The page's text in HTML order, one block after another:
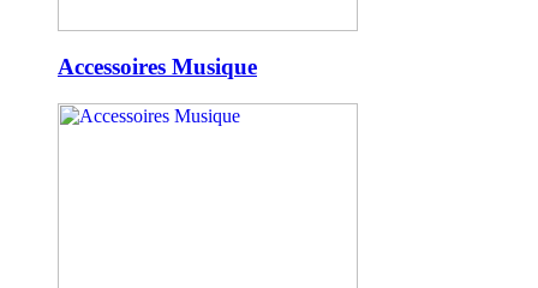
Accessoires Musique